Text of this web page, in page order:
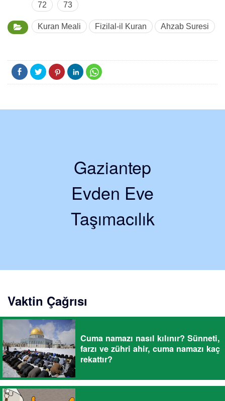
72
73
Kuran Meali Fizilal-il Kuran Ahzab Suresi
Gaziantep
Evden Eve
Taşımacılık
Vaktin Çağrısı
Cuma namazı nasıl kılınır? Sünneti,
farzı ve zühri ahir, cuma namazı kaç
rekattır?